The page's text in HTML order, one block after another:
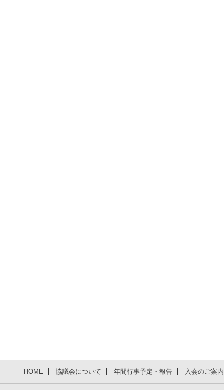
HOME 協議会について 年間行事予定・報告 入会のご案